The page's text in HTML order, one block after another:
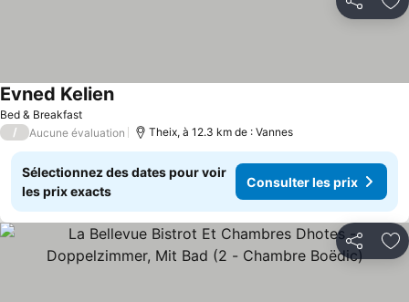
Partager
Bed & Breakfast
Evned Kelien
/ Aucune évaluation Theix, à 12.3 km de : Vannes
Sélectionnez des dates pour voir
les prix exacts
Consulter les prix
Partager